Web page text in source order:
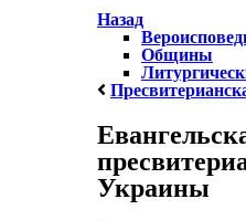
Назад
Общины
Украины